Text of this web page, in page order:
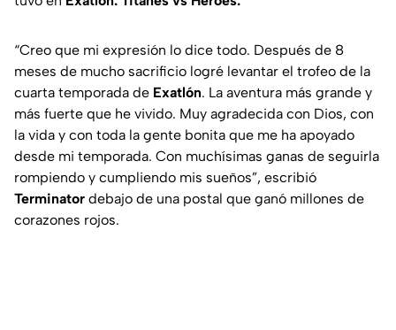
“Creo que mi expresión lo dice todo. Después de 8
meses de mucho sacrificio logré levantar el trofeo de la
cuarta temporada de Exatlón. La aventura más grande y
más fuerte que he vivido. Muy agradecida con Dios, con
la vida y con toda la gente bonita que me ha apoyado
desde mi temporada. Con muchísimas ganas de seguirla
rompiendo y cumpliendo mis sueños”, escribió
Terminator debajo de una postal que ganó millones de
corazones rojos.